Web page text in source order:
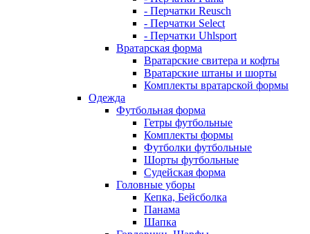
- Перчатки Reusch
- Перчатки Select
- Перчатки Uhlsport
Вратарская форма
Вратарские свитера и кофты
Вратарские штаны и шорты
Комплекты вратарской формы
Одежда
Футбольная форма
Гетры футбольные
Комплекты формы
Футболки футбольные
Шорты футбольные
Судейская форма
Головные уборы
Кепка, Бейсболка
Панама
Шапка